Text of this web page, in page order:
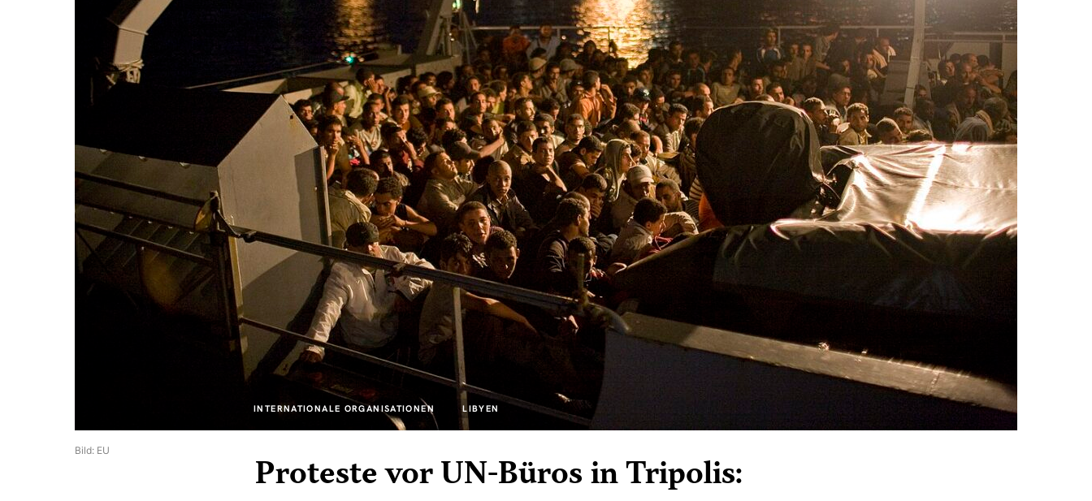
Bild: EU
INTERNATIONALE ORGANISATIONEN LIBYEN
Proteste vor UN-Büros in Tripolis: